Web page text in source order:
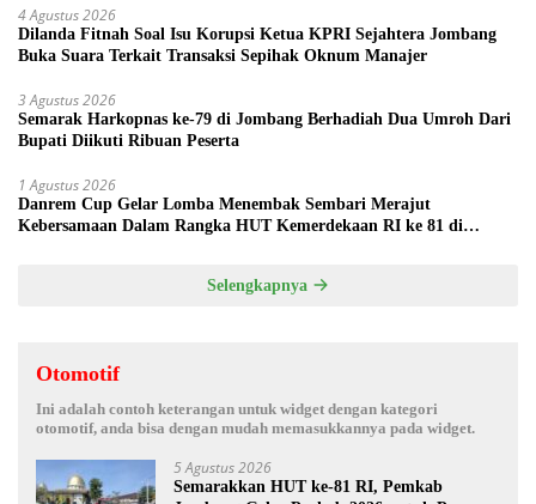
4 Agustus 2026
Dilanda Fitnah Soal Isu Korupsi Ketua KPRI Sejahtera Jombang
Buka Suara Terkait Transaksi Sepihak Oknum Manajer
3 Agustus 2026
Semarak Harkopnas ke-79 di Jombang Berhadiah Dua Umroh Dari
Bupati Diikuti Ribuan Peserta
1 Agustus 2026
Danrem Cup Gelar Lomba Menembak Sembari Merajut
Kebersamaan Dalam Rangka HUT Kemerdekaan RI ke 81 di
Selengkapnya
Otomotif
Ini adalah contoh keterangan untuk widget dengan kategori
otomotif, anda bisa dengan mudah memasukkannya pada widget.
5 Agustus 2026
Semarakkan HUT ke-81 RI, Pemkab